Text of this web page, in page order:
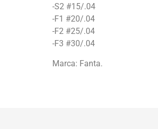
-S2 #15/.04
-F1 #20/.04
-F2 #25/.04
-F3 #30/.04
Marca: Fanta.